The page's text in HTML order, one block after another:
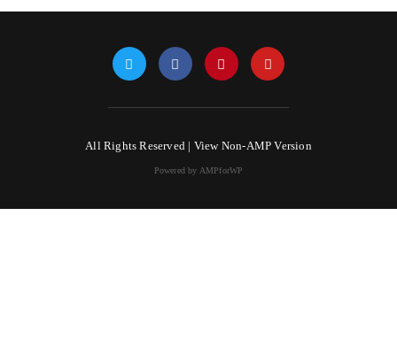
All Rights Reserved | View Non-AMP Version
Powered by AMPforWP